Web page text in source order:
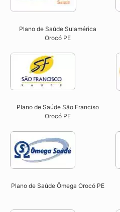
Plano de Saúde Sulamérica
Orocó PE
Plano de Saúde São Franciso
Orocó PE​
Plano de Saúde Ômega Orocó PE​